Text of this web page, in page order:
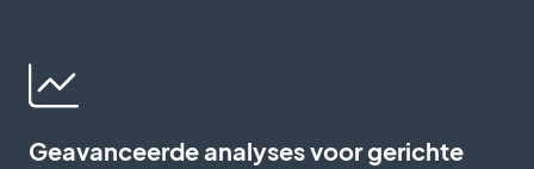
Geavanceerde analyses voor gerichte